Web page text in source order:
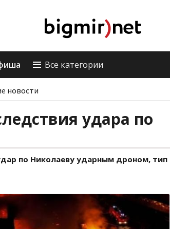
Все категории
новости
удара по
по Николаеву ударным дроном, тип